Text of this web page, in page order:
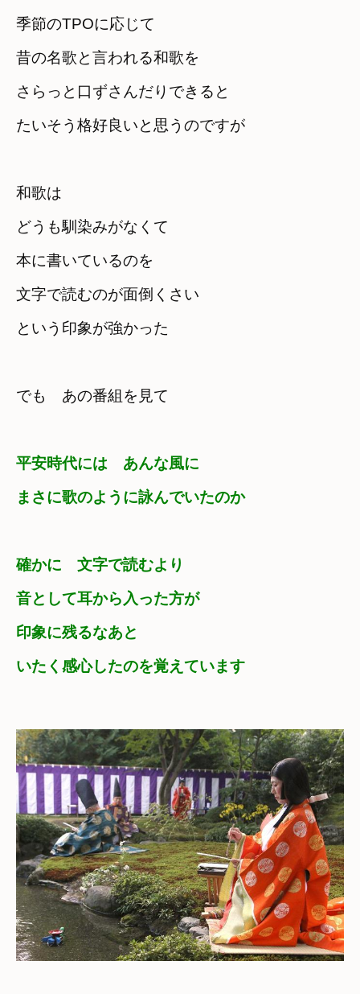
季節のTPOに応じて
昔の名歌と言われる和歌を
さらっと口ずさんだりできると
たいそう格好良いと思うのですが
和歌は
どうも馴染みがなくて
本に書いているのを
文字で読むのが面倒くさい
という印象が強かった
でも　あの番組を見て
平安時代には　あんな風に
まさに歌のように詠んでいたのか
確かに　文字で読むより
音として耳から入った方が
印象に残るなあと
いたく感心したのを覚えています